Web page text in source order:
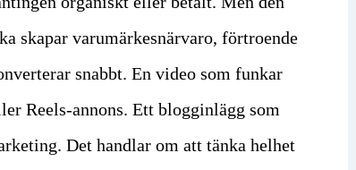
skapar varumärkesnärvaro, förtroende
snabbt. En video som funkar
Reels-annons. Ett blogginlägg som
Det handlar om att tänka helhet